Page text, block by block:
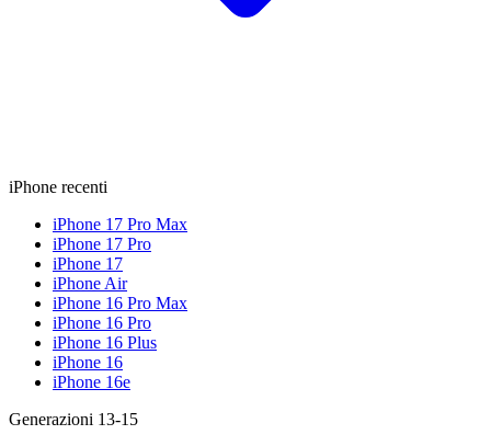
iPhone recenti
iPhone 17 Pro Max
iPhone 17 Pro
iPhone 17
iPhone Air
iPhone 16 Pro Max
iPhone 16 Pro
iPhone 16 Plus
iPhone 16
iPhone 16e
Generazioni 13-15